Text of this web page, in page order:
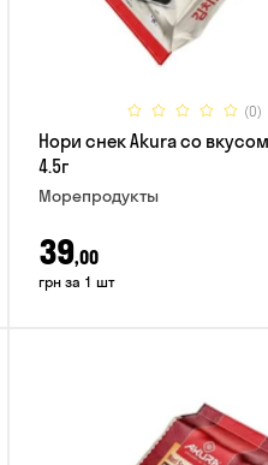
(0)
Нори снек Akura со
4.5г
Морепродукты
39,00
грн за 1 шт